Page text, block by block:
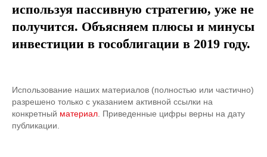
используя пассивную стратегию, уже не
получится. Объясняем плюсы и минусы
инвестиции в гособлигации в 2019 году.
Использование наших материалов (полностью или частично)
разрешено только с указанием активной ссылки на
конкретный материал . Приведенные цифры верны на дату
публикации.